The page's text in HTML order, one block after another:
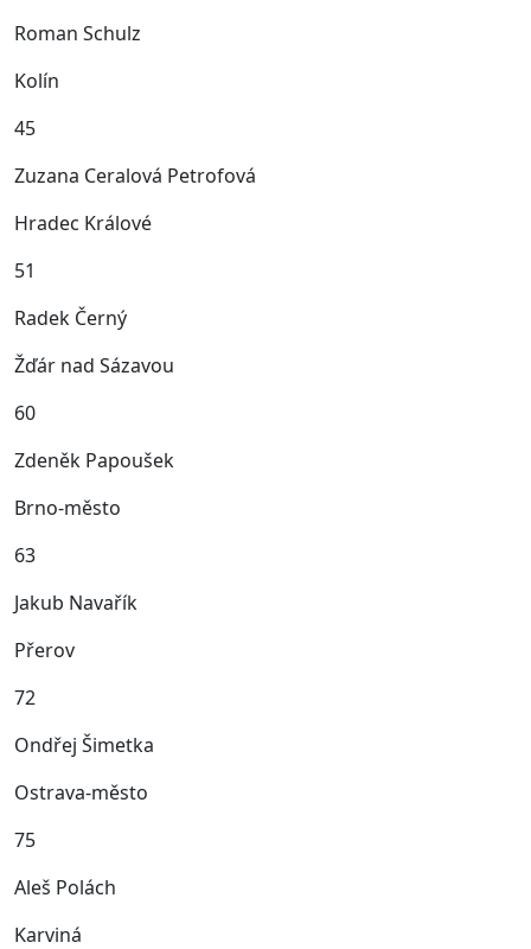
Roman Schulz
Kolín
45
Zuzana Ceralová Petrofová
Hradec Králové
51
Radek Černý
Žďár nad Sázavou
60
Zdeněk Papoušek
Brno‑město
63
Jakub Navařík
Přerov
72
Ondřej Šimetka
Ostrava-město
75
Aleš Polách
Karviná